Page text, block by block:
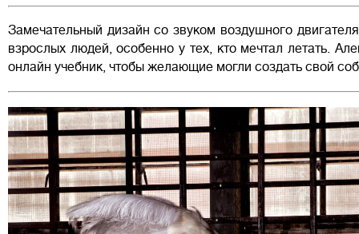
Замечательный дизайн со звуком воздушного
взрослых людей, особенно у тех, кто мечтал летать.
онлайн учебник, чтобы желающие могли создать свой